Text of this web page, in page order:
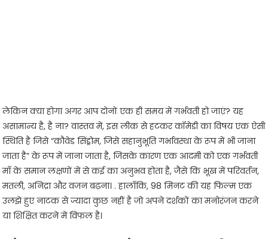
लेकिन क्या होगा अगर आप दोनों एक ही समय में गर्भवती हो जाएं? यह
असामान्य है, है ना? वास्तव में, इस लीक से हटकर कॉमेडी का विषय एक ऐसी
स्थिति है जिसे “कौवेड सिंड्रोम, जिसे सहानुभूति गर्भावस्था के रूप में भी जाना
जाता है” के रूप में जाना जाता है, जिसके कारण एक आदमी को एक गर्भवती
माँ के समान लक्षणों में से कई का अनुभव होता है, जैसे कि भूख में परिवर्तन,
मतली, अनिद्रा और वजन बढ़ना। . हालाँकि, 98 मिनट की यह फिल्म एक
उलझे हुए नाटक से ज्यादा कुछ नहीं है जो अपने दर्शकों का मनोरंजन करने
या शिक्षित करने में विफल है।